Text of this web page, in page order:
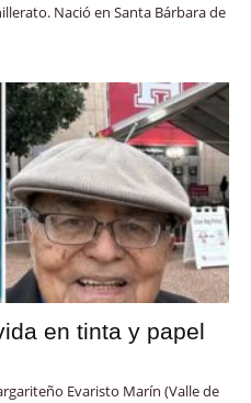
Nació en Santa Bárbara de
en tinta y papel
Evaristo Marín (Valle de